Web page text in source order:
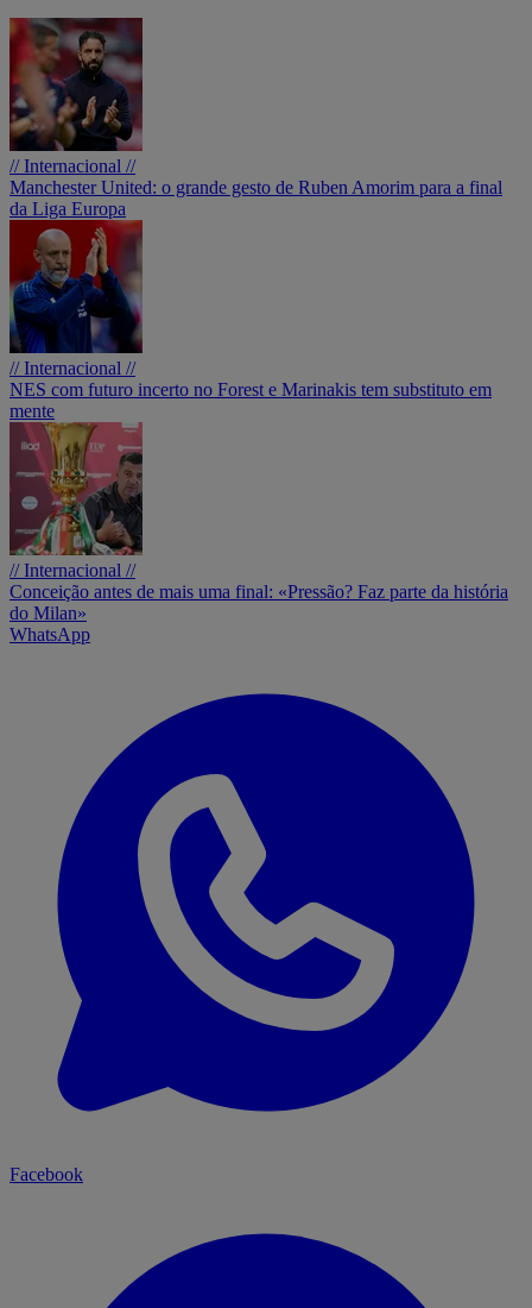
// Internacional //
Manchester United: o grande gesto de Ruben Amorim para a final
da Liga Europa
// Internacional //
NES com futuro incerto no Forest e Marinakis tem substituto em
mente
// Internacional //
Conceição antes de mais uma final: «Pressão? Faz parte da história
do Milan»
WhatsApp
Facebook